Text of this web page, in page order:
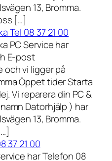
13, Bromma.
[…]
Tel 08 37 21 00
PC Service har
E-post
och vi ligger på
Öppet tider Starta
Vi reparera din PC &
Datorhjälp ) har
13, Bromma.
37 21 00
har Telefon 08